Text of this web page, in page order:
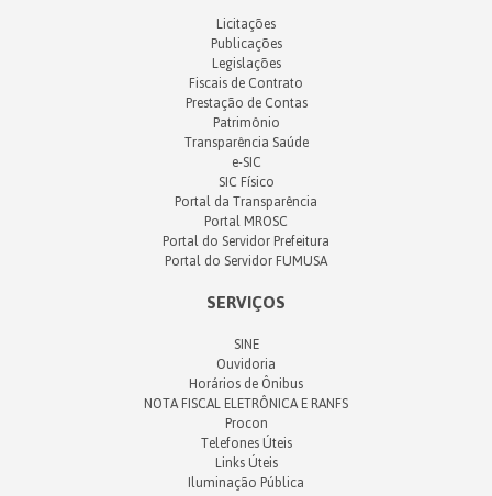
Licitações
Publicações
Legislações
Fiscais de Contrato
Prestação de Contas
Patrimônio
Transparência Saúde
e-SIC
SIC Físico
Portal da Transparência
Portal MROSC
Portal do Servidor Prefeitura
Portal do Servidor FUMUSA
SERVIÇOS
SINE
Ouvidoria
Horários de Ônibus
NOTA FISCAL ELETRÔNICA E RANFS
Procon
Telefones Úteis
Links Úteis
Iluminação Pública